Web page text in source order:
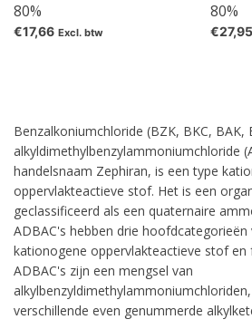
80%
€17,66 Excl. btw
80%
€27,95
Benzalkoniumchloride (BZK, BKC, BAK,
alkyldimethylbenzylammoniumchloride
handelsnaam Zephiran, is een type
oppervlakteactieve stof. Het is een
geclassificeerd als een quaternaire
ADBAC's hebben drie hoofdcategorieën
kationogene oppervlakteactieve stof en
ADBAC's zijn een mengsel van
verschillende even genummerde